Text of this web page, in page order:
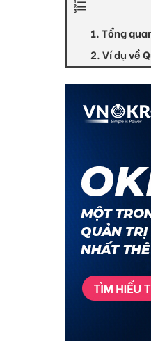
1. Tổng
2. Ví dụ về